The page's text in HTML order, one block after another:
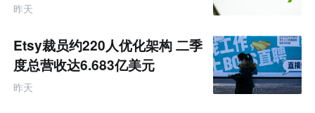
昨天
Etsy裁员约220人优化架构 二季
度总营收达6.683亿美元
昨天